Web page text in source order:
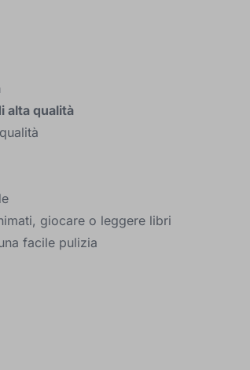
alta qualità
giocare o leggere libri
facile pulizia